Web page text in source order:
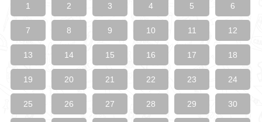
1 2 3 4 5 6
7 8 9 10 11 12
13 14 15 16 17 18
19 20 21 22 23 24
25 26 27 28 29 30